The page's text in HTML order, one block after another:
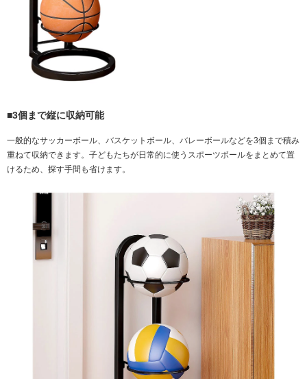
■3個まで縦に収納可能
一般的なサッカーボール、バスケットボール、バレーボールなどを3個まで積み
重ねて収納できます。子どもたちが日常的に使うスポーツボールをまとめて置
けるため、探す手間も省けます。